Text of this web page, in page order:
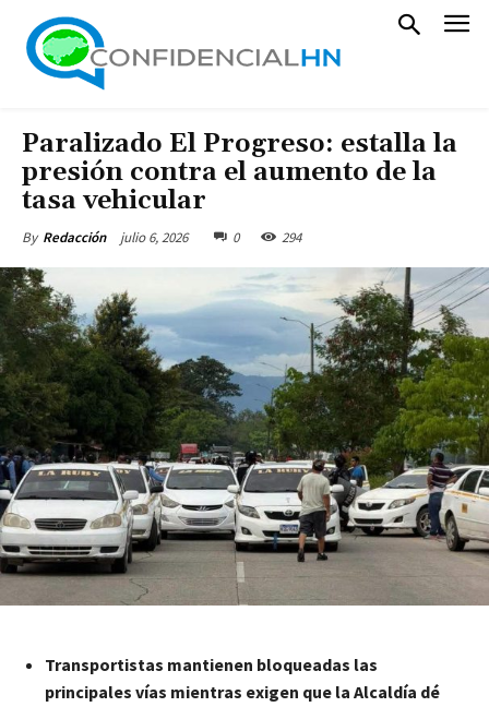
Paralizado El Progreso: estalla la
presión contra el aumento de la
tasa vehicular
By Redacción julio 6, 2026 0 294
Transportistas mantienen bloqueadas las
principales vías mientras exigen que la Alcaldía dé